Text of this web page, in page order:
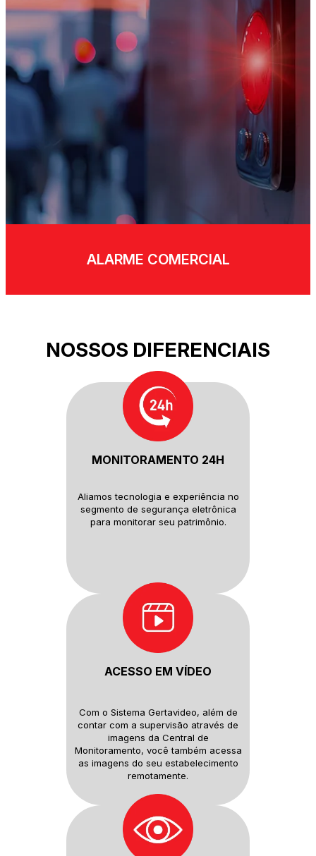
ALARME COMERCIAL
NOSSOS DIFERENCIAIS
MONITORAMENTO 24H
Aliamos tecnologia e experiência no
segmento de segurança eletrônica
para monitorar seu patrimônio.
ACESSO EM VÍDEO
Com o Sistema Gertavideo, além de
contar com a supervisão através de
imagens da Central de
Monitoramento, você também acessa
as imagens do seu estabelecimento
remotamente.